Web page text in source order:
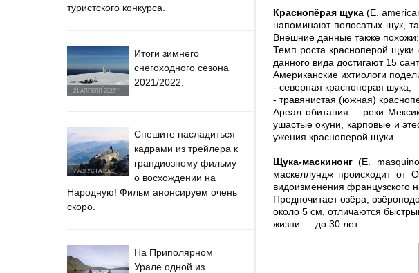
туристского конкурса.
21 АПРЕЛЯ 2022
Итоги зимнего
снегоходного сезона
2021/2022.
7 АВГУСТА 2021
Спешите насладиться
кадрами из трейлера к
грандиозному фильму
о восхождении на
Народную! Фильм анонсируем очень
скоро.
На Приполярном
Урале одной из
Краснопёрая щука(Е.
напоминают полосатых щук,
Внешние данные также
Темп роста красноперой щуки
данного вида достигают 15
Американские ихтиологи
- северная красноперая шука;
- травянистая (южная)
Ареал обитания – реки
ушастые окуни, карповые и
ужения красноперой щуки.
Щука-маскинонг(Е.
маскеллундж происходит от
видоизменения французского
Предпочитает озёра,
около 5 см, отличаются
жизни — до 30 лет.